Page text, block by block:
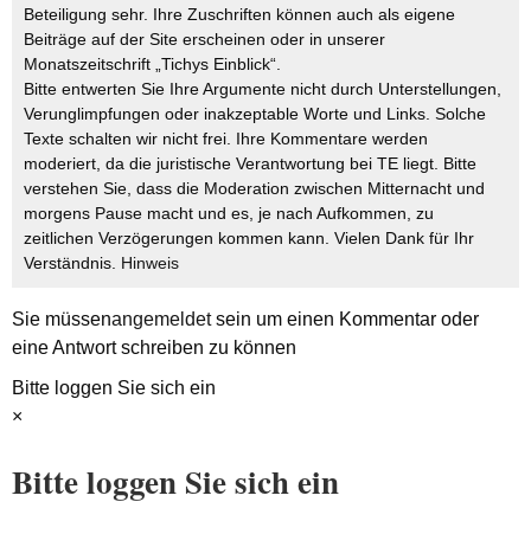
Beteiligung sehr. Ihre Zuschriften können auch als eigene
Beiträge auf der Site erscheinen oder in unserer
Monatszeitschrift „Tichys Einblick“.
Bitte entwerten Sie Ihre Argumente nicht durch Unterstellungen,
Verunglimpfungen oder inakzeptable Worte und Links. Solche
Texte schalten wir nicht frei. Ihre Kommentare werden
moderiert, da die juristische Verantwortung bei TE liegt. Bitte
verstehen Sie, dass die Moderation zwischen Mitternacht und
morgens Pause macht und es, je nach Aufkommen, zu
zeitlichen Verzögerungen kommen kann. Vielen Dank für Ihr
Verständnis. Hinweis
Sie müssenangemeldetsein um einen Kommentar oder
eine Antwort schreiben zu können
Bitte loggen Sie sich ein
×
Bitte loggen Sie sich ein